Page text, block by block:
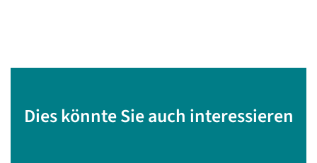
Dies könnte Sie auch interessieren